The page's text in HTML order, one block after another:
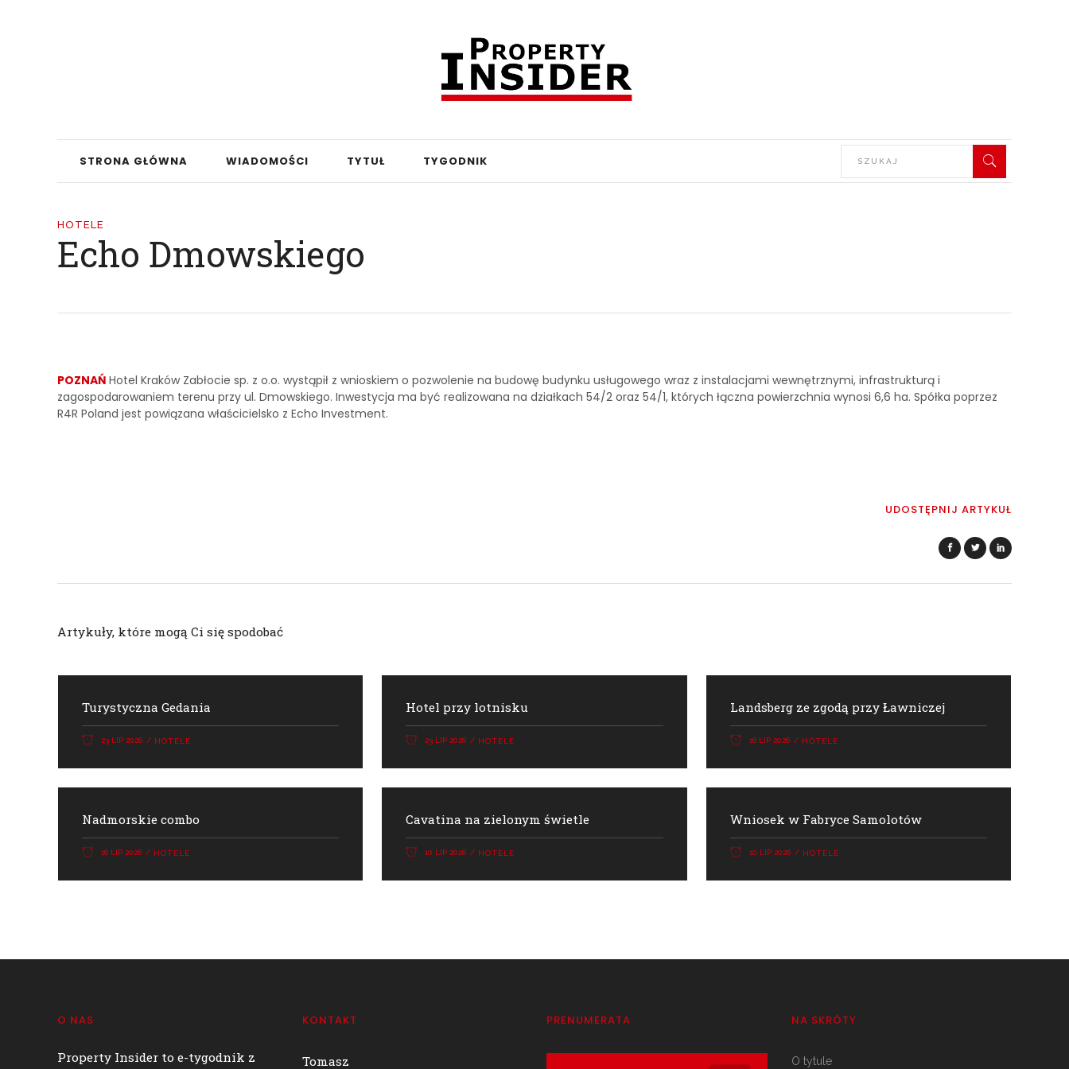
STRONA GŁÓWNA WIADOMOŚCI TYTUŁ TYGODNIK
HOTELE
Echo Dmowskiego
POZNAŃ Hotel Kraków Zabłocie sp. z o.o. wystąpił z wnioskiem o pozwolenie na budowę budynku usługowego wraz z instalacjami wewnętrznymi, infrastrukturą i
zagospodarowaniem terenu przy ul. Dmowskiego. Inwestycja ma być realizowana na działkach 54/2 oraz 54/1, których łączna powierzchnia wynosi 6,6 ha. Spółka poprzez
R4R Poland jest powiązana właścicielsko z Echo Investment.
UDOSTĘPNIJ ARTYKUŁ
Artykuły, które mogą Ci się spodobać
Turystyczna Gedania
23 LIP 2026 HOTELE
Hotel przy lotnisku
23 LIP 2026 HOTELE
Landsberg ze zgodą przy Ławniczej
16 LIP 2026 HOTELE
Nadmorskie combo
16 LIP 2026 HOTELE
Cavatina na zielonym świetle
10 LIP 2026 HOTELE
Wniosek w Fabryce Samolotów
10 LIP 2026 HOTELE
O NAS
Property Insider to e-tygodnik z
KONTAKT
Tomasz
PRENUMERATA NA SKRÓTY
O tytule